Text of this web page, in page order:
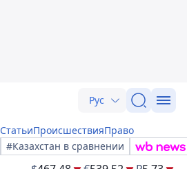
Рус
СтатьиПроисшествияПраво
#Казахстан в сравнении